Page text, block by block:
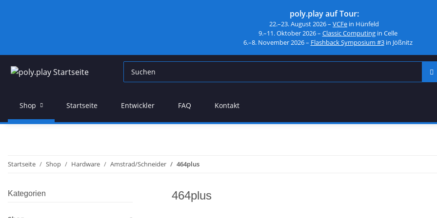
poly.play auf Tour:
22.–23. August 2026 – VCFe in Hünfeld
9.–11. Oktober 2026 – Classic Computingin Celle
6.–8. November 2026 – Flashback Symposium #3in Jößnitz
Shop Startseite Entwickler FAQ Kontakt
Startseite Shop Hardware Amstrad/Schneider 464plus
464plus
Kategorien